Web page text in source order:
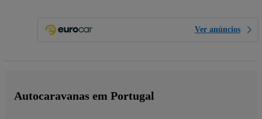
Ver anúncios
Autocaravanas em Portugal